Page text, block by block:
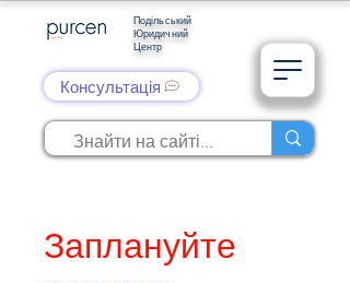
Подільський
Юридичний
Центр
Консультація
Заплануйте